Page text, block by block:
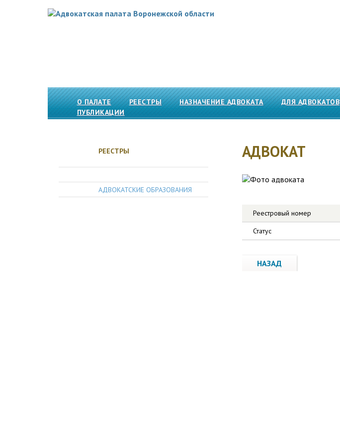
О ПАЛАТЕ РЕЕСТРЫ НАЗНАЧЕНИЕ АДВОКАТА ДЛЯ АДВОКАТОВ
ПУБЛИКАЦИИ
РЕЕСТРЫ
АДВОКАТСКИЕ ОБРАЗОВАНИЯ
АДВОКАТ
Реестровый номер
Статус
НАЗАД